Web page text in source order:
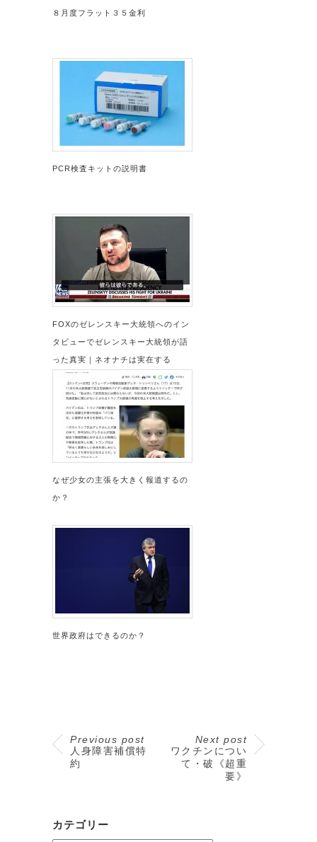
８月度フラット３５金利
PCR検査キットの説明書
FOXのゼレンスキー大統領へのイン
タビューでゼレンスキー大統領が語
った真実｜ネオナチは実在する
なぜ少女の主張を大きく報道するの
か？
世界政府はできるのか？
Previous post
人身障害補償特
約
Next post
ワクチンについ
て・破《超重
要》
カテゴリー